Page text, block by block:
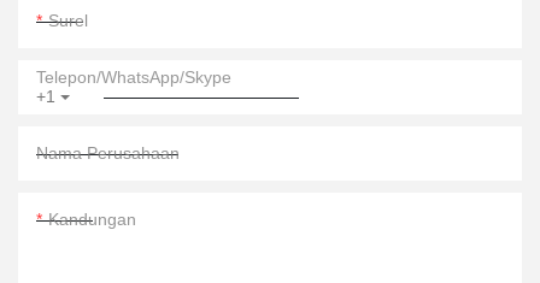
Surel
+1
Telepon/WhatsApp/Skype
Nama Perusahaan
Kandungan